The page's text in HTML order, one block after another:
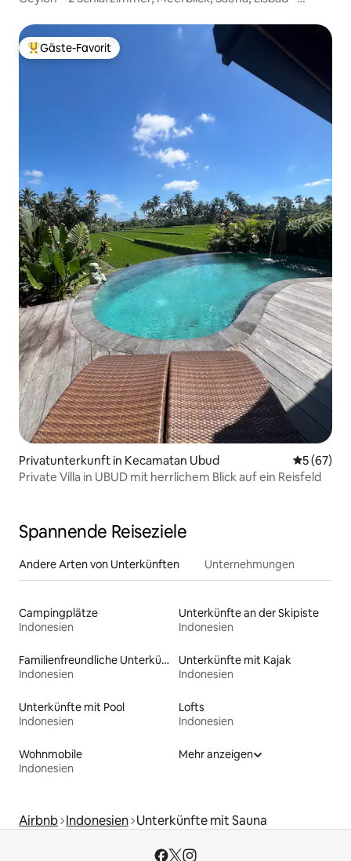
Beliebter Gäste-Favorit.
Gäste-Favorit
Privatunterkunft in Kecamatan Ubud
5 (67)
Private Villa in UBUD mit herrlichem Blick auf ein Reisfeld
Spannende Reiseziele
Andere Arten von Unterkünften Unternehmungen
Campingplätze
Indonesien
Unterkünfte an der Skipiste
Indonesien
Familienfreundliche Unterkünfte
Indonesien
Unterkünfte mit Kajak
Indonesien
Unterkünfte mit Pool
Indonesien
Lofts
Indonesien
Wohnmobile
Indonesien
Mehr anzeigen
Airbnb Indonesien Unterkünfte mit Sauna